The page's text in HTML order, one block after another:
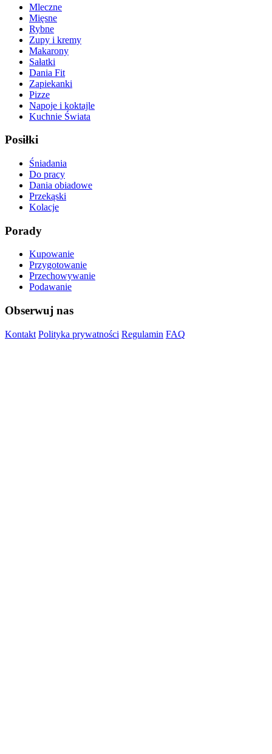
Mleczne
Mięsne
Rybne
Zupy i kremy
Makarony
Sałatki
Dania Fit
Zapiekanki
Pizze
Napoje i koktajle
Kuchnie Świata
Posiłki
Śniadania
Do pracy
Dania obiadowe
Przekąski
Kolacje
Porady
Kupowanie
Przygotowanie
Przechowywanie
Podawanie
Obserwuj nas
Kontakt Polityka prywatności Regulamin FAQ